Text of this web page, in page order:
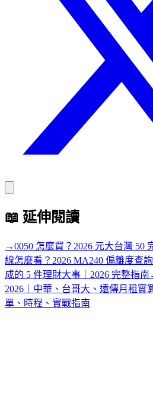
📖 延伸閱讀
→0050 怎麼買？2026 元大台灣 50
線怎麼看？2026 MA240 偏離度查
成的 5 件理財大事｜2026 完整指南
2026｜中華、台哥大、遠傳月租實
單、時程、實戰指南